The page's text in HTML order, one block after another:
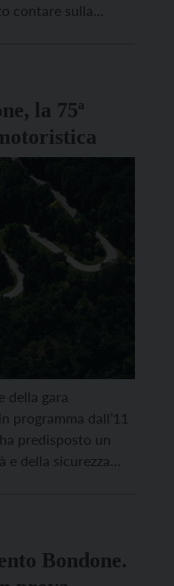
contare sulla
la 75ª
della gara
programma dall’11
predisposto un
e della sicurezza
Bondone.